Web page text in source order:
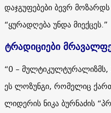
დაჯგუფებები ბევრ
“ყურადღება უნდა მიექცეს.”
ტრადიციები
“0 – მულტიკულტურალიზმს,
ეს ლოზუნგი, რომელიც
ლიდერის ნიკა ბურნაძის